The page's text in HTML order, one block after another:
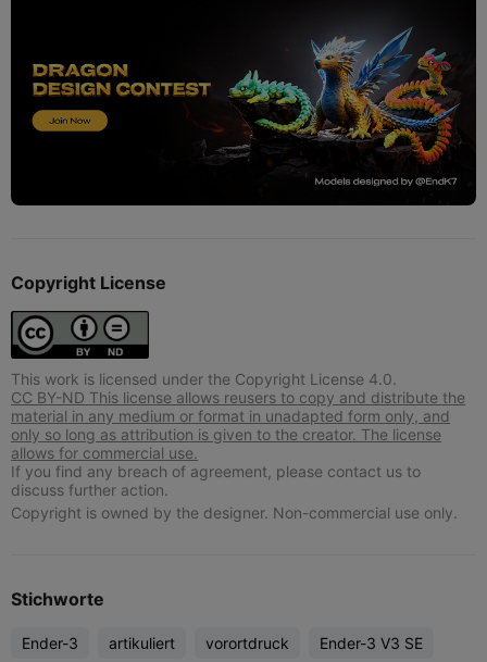
Copyright License
This work is licensed under the Copyright License 4.0.
CC BY-ND This license allows reusers to copy and distribute the
material in any medium or format in unadapted form only, and
only so long as attribution is given to the creator. The license
allows for commercial use.
If you find any breach of agreement, please contact us to
discuss further action.
Copyright is owned by the designer. Non-commercial use only.
Stichworte
Ender-3 artikuliert vorortdruck Ender-3 V3 SE